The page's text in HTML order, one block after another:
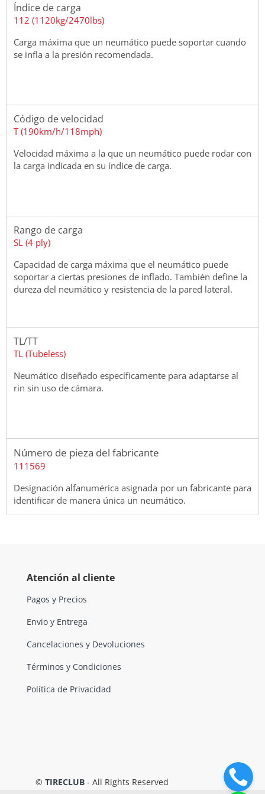
Índice de carga
112 (1120kg/2470lbs)
Carga máxima que un neumático puede soportar cuando
se infla a la presión recomendada.
Código de velocidad
T (190km/h/118mph)
Velocidad máxima a la que un neumático puede rodar con
la carga indicada en su índice de carga.
Rango de carga
SL (4 ply)
Capacidad de carga máxima que el neumático puede
soportar a ciertas presiones de inflado. También define la
dureza del neumático y resistencia de la pared lateral.
TL/TT
TL (Tubeless)
Neumático diseñado específicamente para adaptarse al
rin sin uso de cámara.
Número de pieza del fabricante
111569
Designación alfanumérica asignada por un fabricante para
identificar de manera única un neumático.
Atención al cliente
Pagos y Precios
Envio y Entrega
Cancelaciones y Devoluciones
Términos y Condiciones
Política de Privacidad
© TIRECLUB - All Rights Reserved